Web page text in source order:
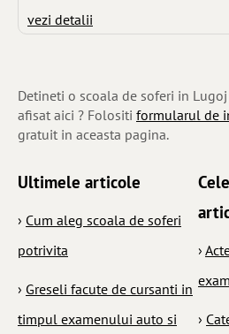
vezi detalii
Detineti o scoala de soferi in
afisat aici ? Folositi formularul de
gratuit in aceasta pagina.
Ultimele articole
› Cum aleg scoala de soferi
potrivita
› Greseli facute de cursanti in
timpul examenului auto si
›
›